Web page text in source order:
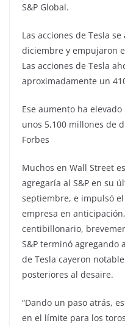
S&P Global.
Las acciones de Tesla
diciembre y empujaron
Las acciones de Tesla
aproximadamente un
Ese aumento ha
unos 5,100 millones de
Forbes
Muchos en Wall Street
agregaría al S&P en su
septiembre, e impulsó
empresa en
centibillonario,
S&P terminó agregando
de Tesla cayeron
posteriores al desaire.
“Dando un paso atrás,
en el límite para los